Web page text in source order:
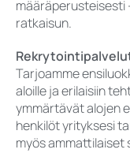
määräperusteisesti
ratkaisun.
Tarjoamme
aloille ja erilaisiin
ymmärtävät alojen
henkilöt yrityksesi
myös ammattilaiset